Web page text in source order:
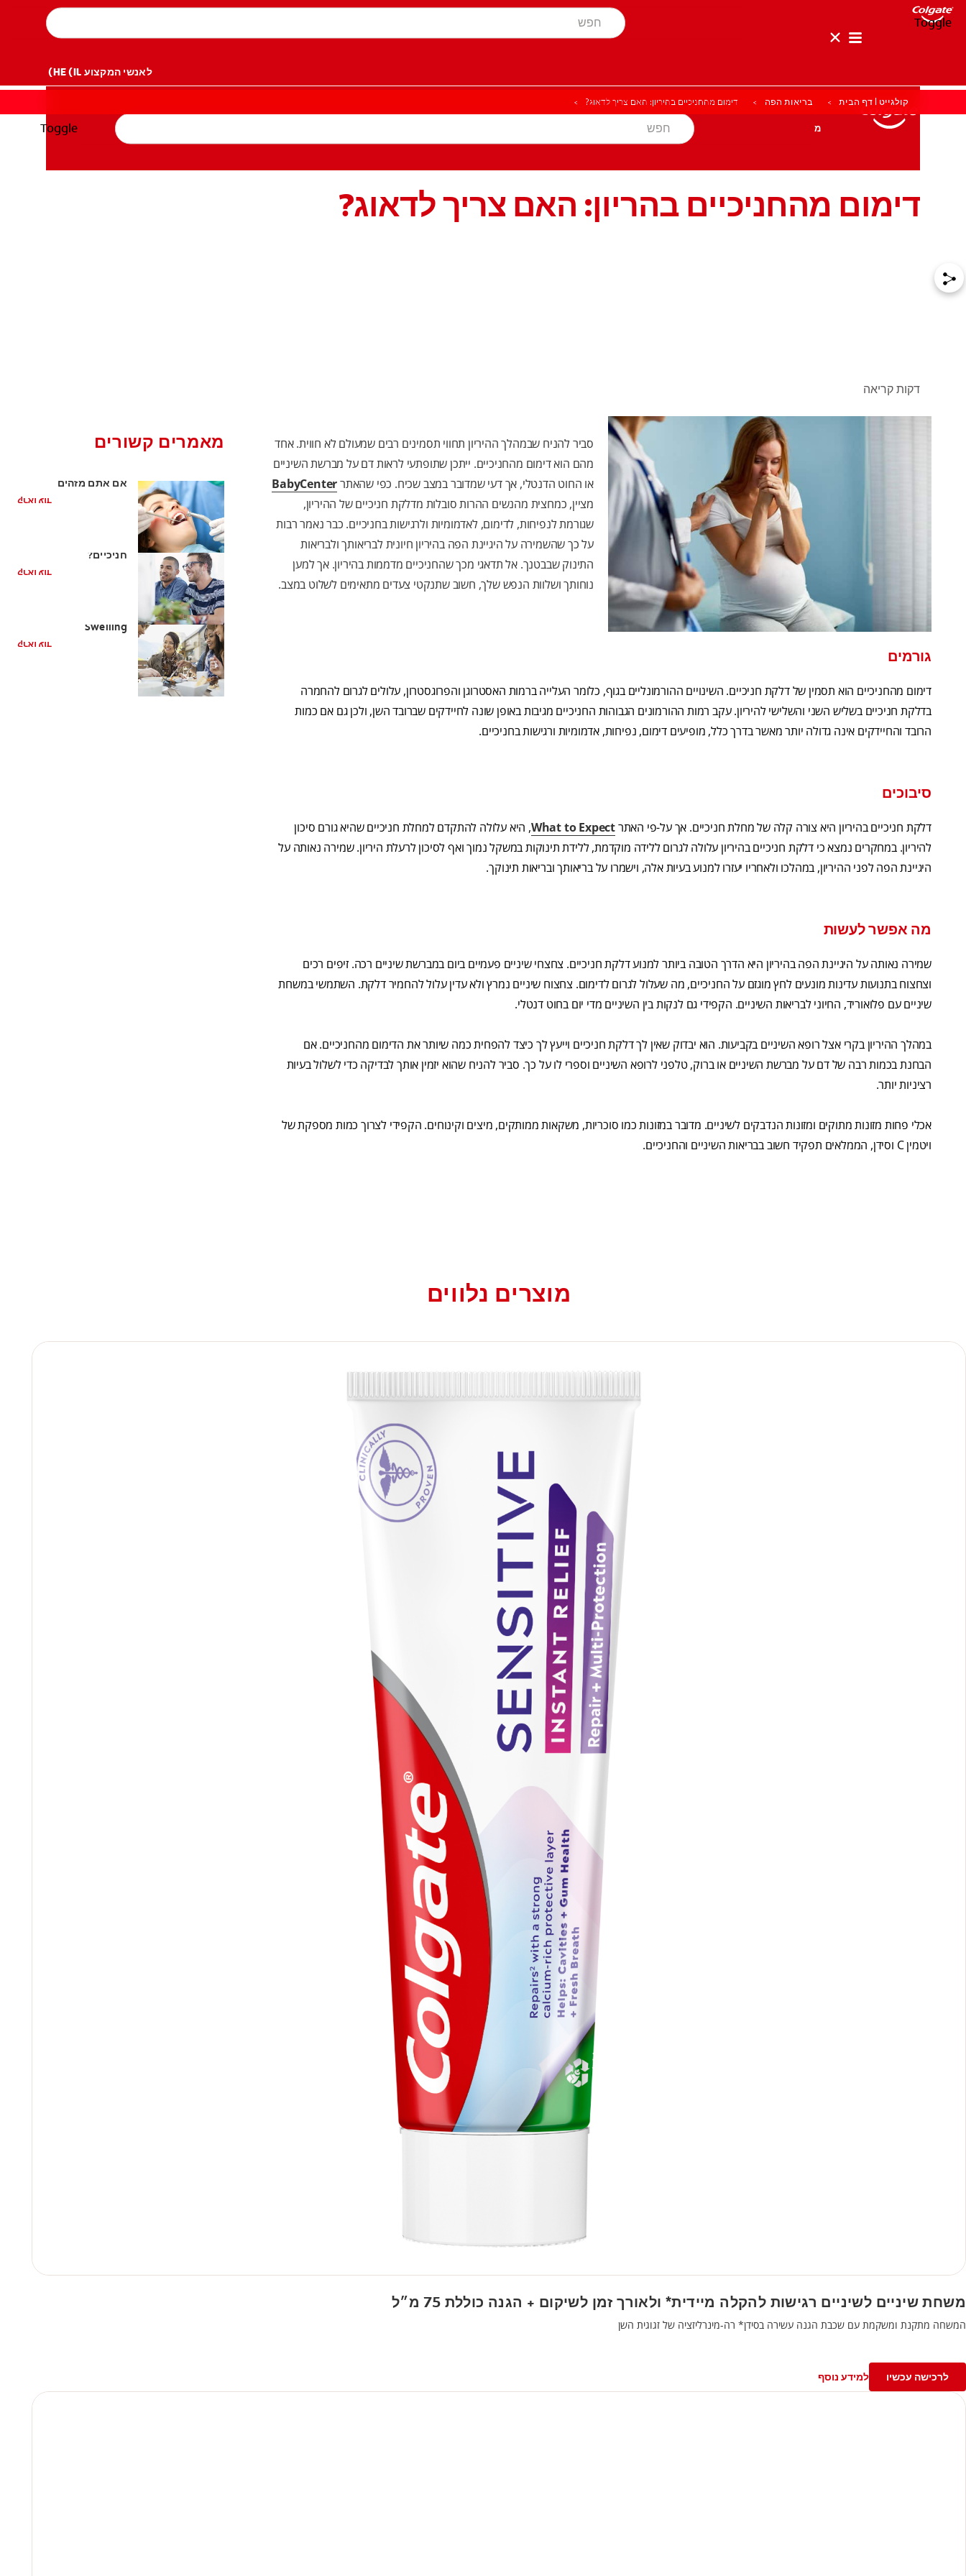
Toggle
מוצרים בריאות הפה מטרה
לאנשי המקצוע HE (IL)
לאנשי המקצוע HE (IL)
מוצרים מטרה Toggle
קולגייט | דף הבית בריאות הפה דימום מהחניכיים בהיריון: האם צריך לדאוג?
דימום מהחניכיים בהריון: האם צריך לדאוג?
דקות קריאה
סביר להניח שבמהלך ההיריון תחווי תסמינים רבים שמעולם לא חווית. אחד
מהם הוא דימום מהחניכיים. ייתכן שתופתעי לראות דם על מברשת השיניים
או החוט הדנטלי, אך דעי שמדובר במצב שכיח. כפי שהאתרBabyCenter
מציין, כמחצית מהנשים ההרות סובלות מדלקת חניכיים של ההיריון,
שגורמת לנפיחות, לדימום, לאדמומיות ולרגישות בחניכיים. כבר נאמר רבות
על כך שהשמירה על היגיינת הפה בהיריון חיונית לבריאותך ולבריאות
התינוק שבבטנך. אל תדאגי מכך שהחניכיים מדממות בהיריון. אך למען
נוחותך ושלוות הנפש שלך, חשוב שתנקטי צעדים מתאימים לשלוט במצב.
גורמים
דימום מהחניכיים הוא תסמין של דלקת חניכיים. השינויים ההורמונליים בגוף, כלומר העלייה ברמות האסטרוגן והפרוגסטרון, עלולים לגרום להחמרה
בדלקת חניכיים בשליש השני והשלישי להיריון. עקב רמות ההורמונים הגבוהות החניכיים מגיבות באופן שונה לחיידקים שברובד השן, ולכן גם אם כמות
הרובד והחיידקים אינה גדולה יותר מאשר בדרך כלל, מופיעים דימום, נפיחות, אדמומיות ורגישות בחניכיים.
סיבוכים
דלקת חניכיים בהיריון היא צורה קלה של מחלת חניכיים. אך על-פי האתרWhat to Expect, היא עלולה להתקדם למחלת חניכיים שהיא גורם סיכון
להיריון. במחקרים נמצא כי דלקת חניכיים בהיריון עלולה לגרום ללידה מוקדמת, ללידת תינוקות במשקל נמוך ואף לסיכון לרעלת היריון. שמירה נאותה על
היגיינת הפה לפני ההיריון, במהלכו ולאחריו יעזרו למנוע בעיות אלה, וישמרו על בריאותך ובריאות תינוקך.
מה אפשר לעשות
שמירה נאותה על היגיינת הפה בהיריון היא הדרך הטובה ביותר למנוע דלקת חניכיים. צחצחי שיניים פעמיים ביום במברשת שיניים רכה. זיפים רכים
וצחצוח בתנועות עדינות מונעים לחץ מוגזם על החניכיים, מה שעלול לגרום לדימום. צחצוח שיניים נמרץ ולא עדין עלול להחמיר דלקת. השתמשי במשחת
שיניים עם פלואוריד, החיוני לבריאות השיניים. הקפידי גם לנקות בין השיניים מדי יום בחוט דנטלי.
במהלך ההיריון בקרי אצל רופא השיניים בקביעות. הוא יבדוק שאין לך דלקת חניכיים וייעץ לך כיצד להפחית כמה שיותר את הדימום מהחניכיים. אם
הבחנת בכמות רבה של דם על מברשת השיניים או ברוק, טלפני לרופא השיניים וספרי לו על כך. סביר להניח שהוא יזמין אותך לבדיקה כדי לשלול בעיות
רציניות יותר.
אכלי פחות מזונות מתוקים ומזונות הנדבקים לשיניים. מדובר במזונות כמו סוכריות, משקאות ממותקים, מיצים וקינוחים. הקפידי לצרוך כמות מספקת של
ויטמין C וסידן, הממלאים תפקיד חשוב בבריאות השיניים והחניכיים.
מאמרים קשורים
אם אתם מזהים
קראו עוד
חניכיים?
קראו עוד
Swelling
קראו עוד
מוצרים נלווים
משחת שיניים לשיניים רגישות להקלה מיידית* ולאורך זמן לשיקום + הגנה כוללת 75 מ״ל
המשחה מתקנת ומשקמת עם שכבת הגנה עשירה בסידן* רה-מינרליזציה של זגוגית השן
לרכישה עכשיו למידע נוסף